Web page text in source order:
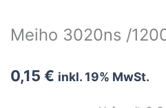
Meiho 3020ns /
0,15 € inkl. 19% MwSt.